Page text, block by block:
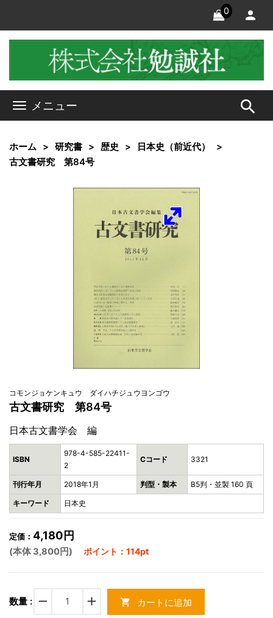
0
メニュー search
ホーム 研究書 歴史
日本史（前近代）
古文書研究 第84号
コモンジョケンキュウ ダイハチジュウヨンゴウ
古文書研究 第84号
日本古文書学会 編
ISBN
978-4-585-22411-
2
Cコード 3321
刊行年月 2018年1月 判型・製本 B5判・並製 160 頁
キーワード 日本史
定価： 4,180円
(本体 3,800円) ポイント：114pt
数量 : remove add shopping_cart カートに追加